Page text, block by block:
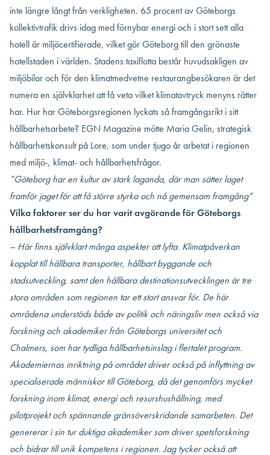
inte längre långt från verkligheten. 65 procent av Göteborgs
kollektivtrafik drivs idag med förnybar energi och i stort sett alla
hotell är miljöcertifierade, vilket gör Göteborg till den grönaste
hotellstaden i världen. Stadens taxiflotta består huvudsakligen av
miljöbilar och för den klimatmedvetne restaurangbesökaren är det
numera en självklarhet att få veta vilket klimatavtryck menyns rätter
har. Hur har Göteborgsregionen lyckats så framgångsrikt i sitt
hållbarhetsarbete? EGN Magazine mötte Maria Gelin, strategisk
hållbarhetskonsult på Lore, som under tjugo år arbetat i regionen
med miljö-, klimat- och hållbarhetsfrågor.
”Göteborg har en kultur av stark laganda, där man sätter laget
framför jaget för att få större styrka och nå gemensam framgång”
Vilka faktorer ser du har varit avgörande för Göteborgs
hållbarhetsframgång?
– Här finns självklart många aspekter att lyfta. Klimatpåverkan
kopplat till hållbara transporter, hållbart byggande och
stadsutveckling, samt den hållbara destinationsutvecklingen är tre
stora områden som regionen tar ett stort ansvar för. De här
områdena understöds både av politik och näringsliv men också via
forskning och akademiker från Göteborgs universitet och
Chalmers, som har tydliga hållbarhetsinslag i flertalet program.
Akademiernas inriktning på området driver också på inflyttning av
specialiserade människor till Göteborg, då det genomförs mycket
forskning inom klimat, energi och resurshushållning, med
pilotprojekt och spännande gränsöverskridande samarbeten. Det
genererar i sin tur duktiga akademiker som driver spetsforskning
och bidrar till unik kompetens i regionen. Jag tycker också att